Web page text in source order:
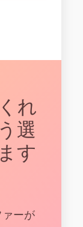
れ
選
す
ーが